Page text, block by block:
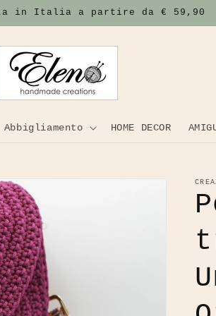
in Italia a partire da € 59,90
Abbigliamento HOME DECOR